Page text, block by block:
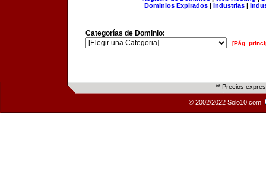
Dominios Expirados | Industrias |
Categorías de Dominio:
[Pág.
** Precios
© 2002/2022 Solo10.com